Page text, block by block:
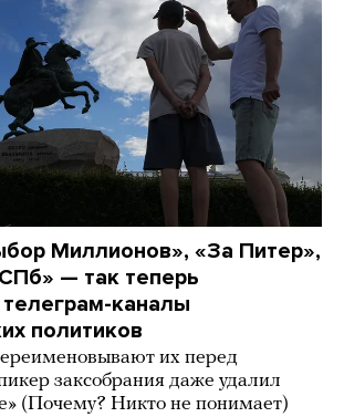
Миллионов», «За Питер»,
— так теперь
каналы
политиков
их перед
заксобрания даже удалил
(Почему? Никто не понимает)